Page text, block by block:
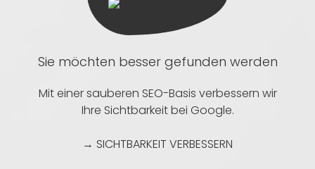
Sie möchten besser gefunden werden
Mit einer sauberen SEO-Basis verbessern wir
Ihre Sichtbarkeit bei Google.
→ SICHTBARKEIT VERBESSERN